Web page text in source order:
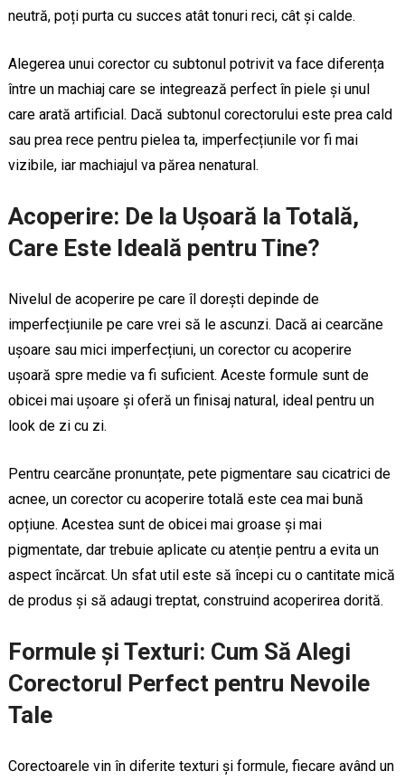
neutră, poți purta cu succes atât tonuri reci, cât și calde.
Alegerea unui corector cu subtonul potrivit va face diferența
între un machiaj care se integrează perfect în piele și unul
care arată artificial. Dacă subtonul corectorului este prea cald
sau prea rece pentru pielea ta, imperfecțiunile vor fi mai
vizibile, iar machiajul va părea nenatural.
Acoperire: De la Ușoară la Totală,
Care Este Ideală pentru Tine?
Nivelul de acoperire pe care îl dorești depinde de
imperfecțiunile pe care vrei să le ascunzi. Dacă ai cearcăne
ușoare sau mici imperfecțiuni, un corector cu acoperire
ușoară spre medie va fi suficient. Aceste formule sunt de
obicei mai ușoare și oferă un finisaj natural, ideal pentru un
look de zi cu zi.
Pentru cearcăne pronunțate, pete pigmentare sau cicatrici de
acnee, un corector cu acoperire totală este cea mai bună
opțiune. Acestea sunt de obicei mai groase și mai
pigmentate, dar trebuie aplicate cu atenție pentru a evita un
aspect încărcat. Un sfat util este să începi cu o cantitate mică
de produs și să adaugi treptat, construind acoperirea dorită.
Formule și Texturi: Cum Să Alegi
Corectorul Perfect pentru Nevoile
Tale
Corectoarele vin în diferite texturi și formule, fiecare având un